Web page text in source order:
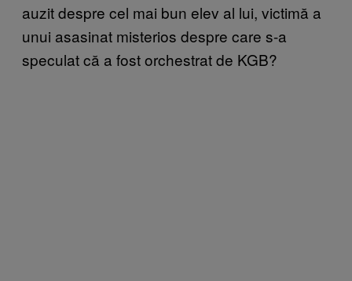
auzit despre cel mai bun elev al lui, victimă a
unui asasinat misterios despre care s-a
speculat că a fost orchestrat de KGB?